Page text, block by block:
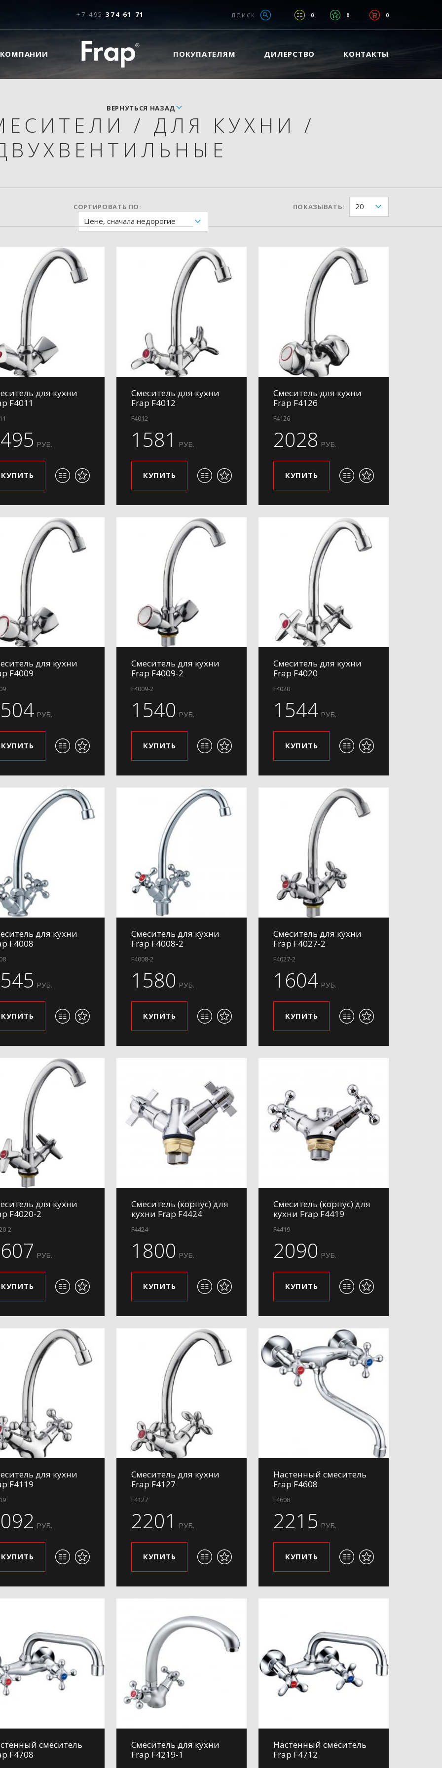
+7 495 374 61 71 0 0 0
ПОИСК
ПОКУПАТЕЛЯМ ДИЛЕРСТВО КОНТАКТЫ
ВЕРНУТЬСЯ НАЗАД
/ ДЛЯ КУХНИ /
СОРТИРОВАТЬ ПО:
Цене, сначала недорогие
ПОКАЗЫВАТЬ: 20
для кухни
F4011
РУБ.
КУПИТЬ
Смеситель для кухни
Frap F4012
F4012
1581 РУБ.
КУПИТЬ
Смеситель для кухни
Frap F4126
F4126
2028 РУБ.
КУПИТЬ
для кухни
F4009
РУБ.
КУПИТЬ
Смеситель для кухни
Frap F4009-2
F4009-2
1540 РУБ.
КУПИТЬ
Смеситель для кухни
Frap F4020
F4020
1544 РУБ.
КУПИТЬ
для кухни
F4008
РУБ.
КУПИТЬ
Смеситель для кухни
Frap F4008-2
F4008-2
1580 РУБ.
КУПИТЬ
Смеситель для кухни
Frap F4027-2
F4027-2
1604 РУБ.
КУПИТЬ
для кухни
F4020-2
2
РУБ.
КУПИТЬ
Смеситель (корпус) для
кухни Frap F4424
F4424
1800 РУБ.
КУПИТЬ
Смеситель (корпус) для
кухни Frap F4419
F4419
2090 РУБ.
КУПИТЬ
для кухни
F4119
РУБ.
КУПИТЬ
Смеситель для кухни
Frap F4127
F4127
2201 РУБ.
КУПИТЬ
Настенный смеситель
Frap F4608
F4608
2215 РУБ.
КУПИТЬ
смеситель
F4708
Смеситель для кухни
Frap F4219-1
Настенный смеситель
Frap F4712